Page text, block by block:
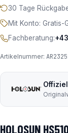
30 Tage
Mit Konto: Gratis-
Fachberatung:
Artikelnummer:
HOLOSUN